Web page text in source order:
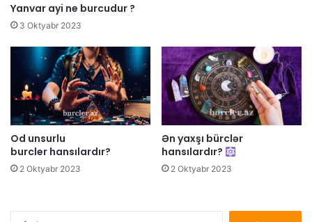
Yanvar ayi ne burcudur ?
3 Oktyabr 2023
Od unsurlu
burcler hansılardır?
2 Oktyabr 2023
Ən yaxşı bürclər
hansılardır?
2 Oktyabr 2023